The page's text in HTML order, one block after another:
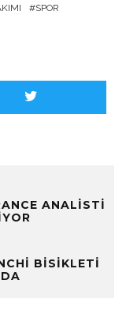
SPOR
ANALISTI
BISIKLETI